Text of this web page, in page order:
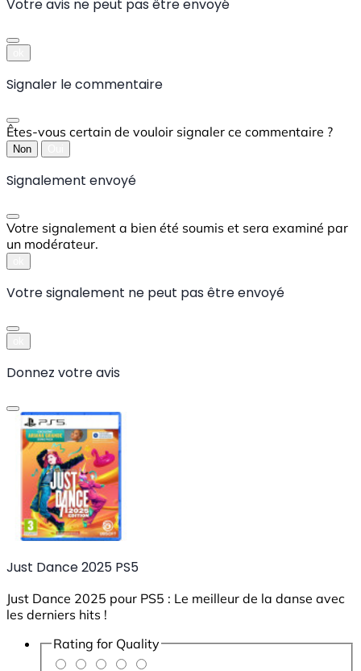
Votre avis ne peut pas être envoyé
Signaler le commentaire
Êtes-vous certain de vouloir signaler ce commentaire ?
Non
Signalement envoyé
Votre signalement a bien été soumis et sera examiné par
un modérateur.
Votre signalement ne peut pas être envoyé
Donnez votre avis
Just Dance 2025 PS5
Just Dance 2025 pour PS5 : Le meilleur de la danse avec
les derniers hits !
Rating for Quality